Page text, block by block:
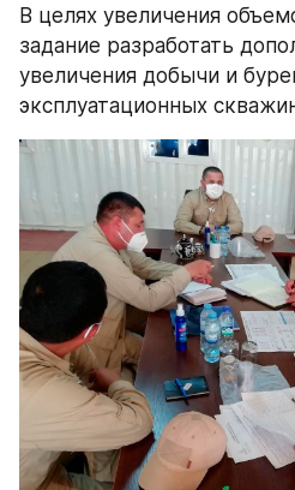
В целях увеличения
задание разработать
увеличения добычи и
эксплуатационных